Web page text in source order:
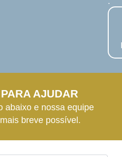
AJUDAR
abaixo e nossa equipe
breve possível.